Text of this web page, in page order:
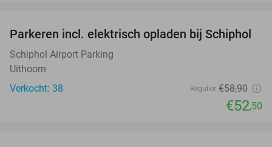
11%
Parkeren incl. elektrisch opladen bij Schiphol
Schiphol Airport Parking
Uithoorn
Verkocht: 38
Regulier €58,90
€52,50